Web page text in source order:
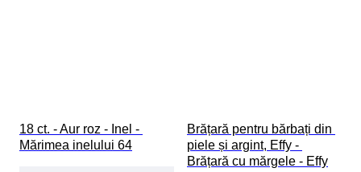
18 ct. - Aur roz - Inel -
Mărimea inelului 64
Brățară pentru bărbați din
piele și argint, Effy -
Brățară cu mărgele - Effy